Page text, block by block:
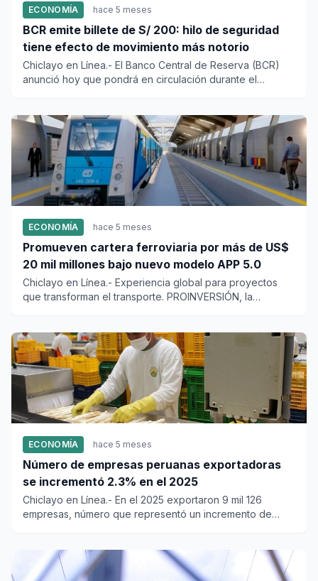
ECONOMÍA hace 5 meses
BCR emite billete de S/ 200: hilo de seguridad
tiene efecto de movimiento más notorio
Chiclayo en Línea.- El Banco Central de Reserva (BCR)
anunció hoy que pondrá en circulación durante el
ECONOMÍA hace 5 meses
Promueven cartera ferroviaria por más de US$
20 mil millones bajo nuevo modelo APP 5.0
Chiclayo en Línea.- Experiencia global para proyectos
que transforman el transporte. PROINVERSIÓN, la
ECONOMÍA hace 5 meses
Número de empresas peruanas exportadoras
se incrementó 2.3% en el 2025
Chiclayo en Línea.- En el 2025 exportaron 9 mil 126
empresas, número que representó un incremento de